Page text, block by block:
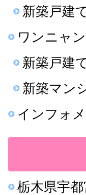
新築戸建
ワンニャ
新築戸建
新築マン
インフォ
栃木県宇